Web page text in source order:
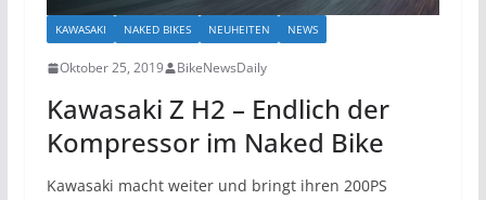
KAWASAKI NAKED BIKES NEUHEITEN NEWS
Oktober 25, 2019 BikeNewsDaily
Kawasaki Z H2 – Endlich der
Kompressor im Naked Bike
Kawasaki macht weiter und bringt ihren 200PS